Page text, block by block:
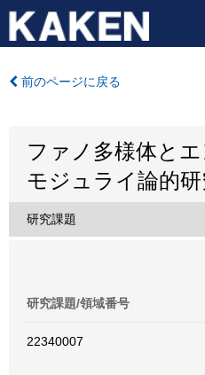
前のページに戻る
ファノ多様体と
モジュライ論的研
研究課題
研究課題/領域番号
22340007